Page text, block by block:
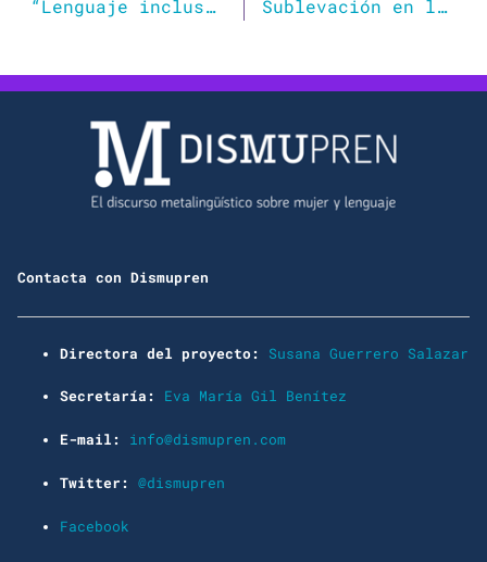
“Lenguaje inclusivo y relaciones entre sexos”
Sublevación en la RAE por el «hembrismo» en la Constitución
Contacta con Dismupren
Directora del proyecto: Susana Guerrero Salazar
Secretaría: Eva María Gil Benítez
E-mail: info@dismupren.com
Twitter: @dismupren
Facebook